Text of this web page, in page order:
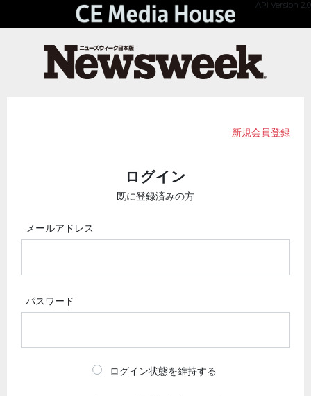
API Version 2.0
新規会員登録
ログイン
既に登録済みの方
メールアドレス
パスワード
ログイン状態を維持する